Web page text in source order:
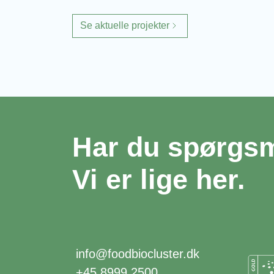
Se aktuelle projekter
Har du
Vi er lige her.
info@foodbiocluster.dk